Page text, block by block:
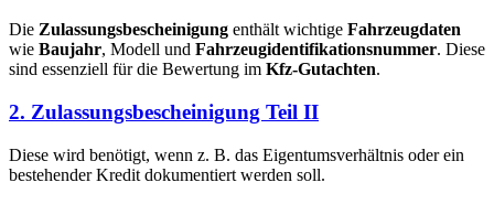
Die Zulassungsbescheinigung enthält wichtige Fahrzeugdaten
wie Baujahr, Modell und Fahrzeugidentifikationsnummer. Diese
sind essenziell für die Bewertung im Kfz-Gutachten.
2. Zulassungsbescheinigung Teil II
Diese wird benötigt, wenn z. B. das Eigentumsverhältnis oder ein
bestehender Kredit dokumentiert werden soll.